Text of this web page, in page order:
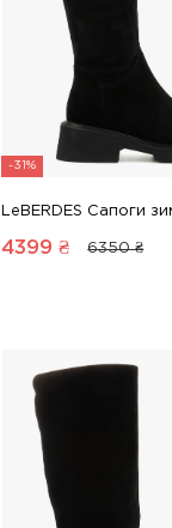
-31%
LeBERDES Сапоги
4399 ₴ 6350 ₴